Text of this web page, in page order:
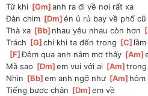
Từ khi [Gm ]
anh ra đi về nơi rất xa
Đàn chim [Dm ]
én ủ rủ bay về phố cũ
Thà xa [Bb ]nhau yêu nhau còn hơn [
Trách [G ]
chi khi ta đến trong [C ]
[F ]
Đêm qua anh nằm mơ thấy [Am ]
Mà sao [Dm ]
em vui với ai [Am ]
Nhìn [Bb ]
em anh ngỡ như [Am ]hôm
Tiếng bươc chân [Dm ]
em về